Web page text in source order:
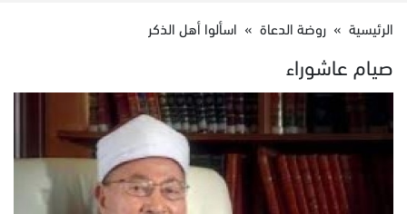
الرئيسية » روضة الدعاة » اسألوا أهل الذكر
صيام عاشوراء